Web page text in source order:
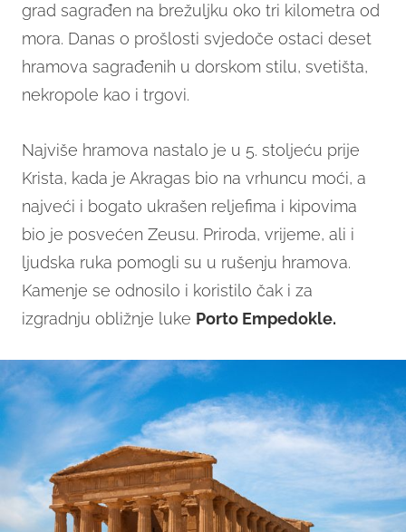
grad sagrađen na brežuljku oko tri kilometra od
mora. Danas o prošlosti svjedoče ostaci deset
hramova sagrađenih u dorskom stilu, svetišta,
nekropole kao i trgovi.
Najviše hramova nastalo je u 5. stoljeću prije
Krista, kada je Akragas bio na vrhuncu moći, a
najveći i bogato ukrašen reljefima i kipovima
bio je posvećen Zeusu. Priroda, vrijeme, ali i
ljudska ruka pomogli su u rušenju hramova.
Kamenje se odnosilo i koristilo čak i za
izgradnju obližnje luke Porto Empedokle.